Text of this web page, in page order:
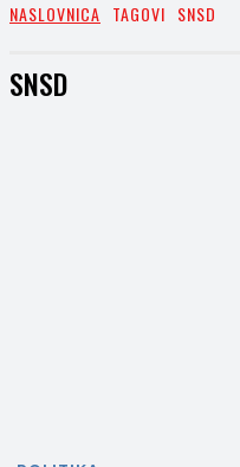
NASLOVNICA TAGOVI SNSD
SNSD